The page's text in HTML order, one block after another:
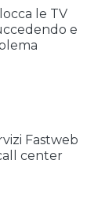
le TV
e
Fastweb
center